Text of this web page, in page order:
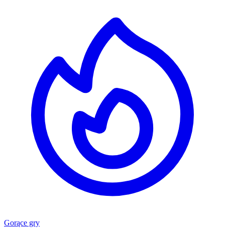
Gorące gry